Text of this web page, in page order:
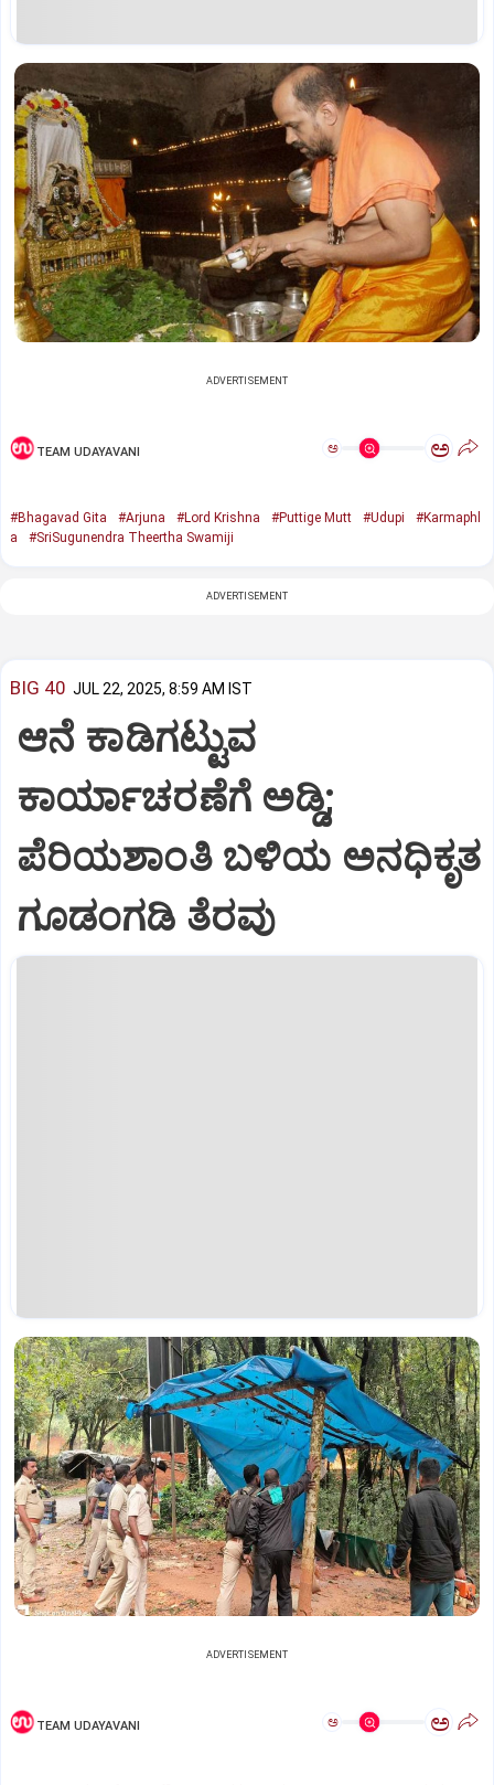
ADVERTISEMENT
TEAM UDAYAVANI ಅ ಅ
#Bhagavad Gita #Arjuna #Lord Krishna #Puttige Mutt #Udupi
#Karmaphl
a
#SriSugunendra Theertha Swamiji
ADVERTISEMENT
BIG 40 JUL 22, 2025, 8:59 AM IST
ಆನೆ ಕಾಡಿಗಟ್ಟುವ
ಕಾರ್ಯಾಚರಣೆಗೆ ಅಡ್ಡಿ;
ಪೆರಿಯಶಾಂತಿ ಬಳಿಯ ಅನಧಿಕೃತ
ಗೂಡಂಗಡಿ ತೆರವು
ADVERTISEMENT
TEAM UDAYAVANI ಅ ಅ